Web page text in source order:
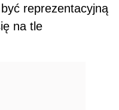
reprezentacyjną
na tle